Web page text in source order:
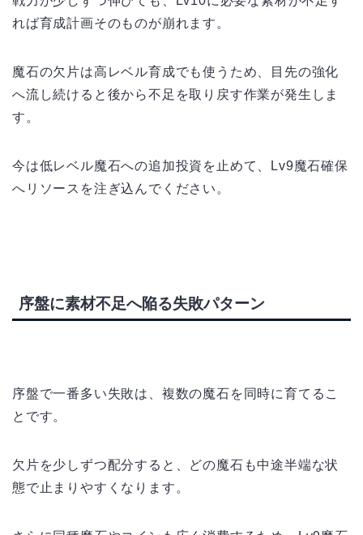
れば育成計画そのものが崩れます。
魔石の欠片は高レベル育成でも使うため、目先の強化
へ流し続けると後から不足を取り戻す作業が発生しま
す。
今は低レベル魔石への追加投資を止めて、Lv9魔石確保
へリソースを注ぎ込んでください。
序盤に素材不足へ陥る失敗パターン
序盤で一番多い失敗は、複数の魔石を同時に育てるこ
とです。
欠片を少しずつ配分すると、どの魔石も中途半端な状
態で止まりやすくなります。